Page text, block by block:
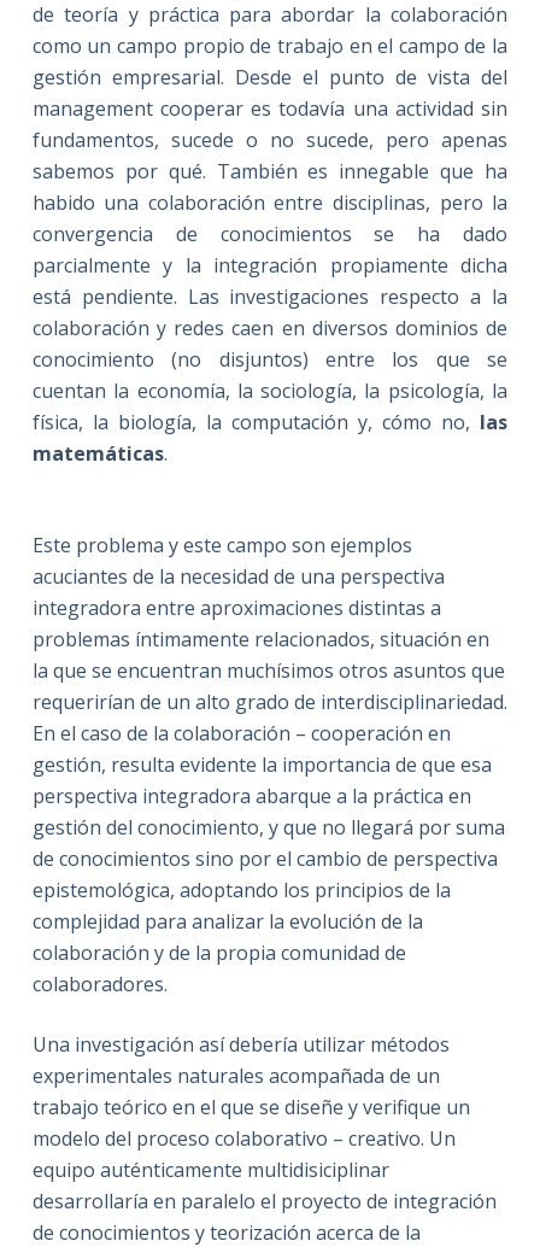
de teoría y práctica para abordar la colaboración
como un campo propio de trabajo en el campo de la
gestión empresarial. Desde el punto de vista del
management cooperar es todavía una actividad sin
fundamentos, sucede o no sucede, pero apenas
sabemos por qué. También es innegable que ha
habido una colaboración entre disciplinas, pero la
convergencia de conocimientos se ha dado
parcialmente y la integración propiamente dicha
está pendiente. Las investigaciones respecto a la
colaboración y redes caen en diversos dominios de
conocimiento (no disjuntos) entre los que se
cuentan la economía, la sociología, la psicología, la
física, la biología, la computación y, cómo no, las
matemáticas.
Este problema y este campo son ejemplos
acuciantes de la necesidad de una perspectiva
integradora entre aproximaciones distintas a
problemas íntimamente relacionados, situación en
la que se encuentran muchísimos otros asuntos que
requerirían de un alto grado de interdisciplinariedad.
En el caso de la colaboración – cooperación en
gestión, resulta evidente la importancia de que esa
perspectiva integradora abarque a la práctica en
gestión del conocimiento, y que no llegará por suma
de conocimientos sino por el cambio de perspectiva
epistemológica, adoptando los principios de la
complejidad para analizar la evolución de la
colaboración y de la propia comunidad de
colaboradores.
Una investigación así debería utilizar métodos
experimentales naturales acompañada de un
trabajo teórico en el que se diseñe y verifique un
modelo del proceso colaborativo – creativo. Un
equipo auténticamente multidisiciplinar
desarrollaría en paralelo el proyecto de integración
de conocimientos y teorización acerca de la